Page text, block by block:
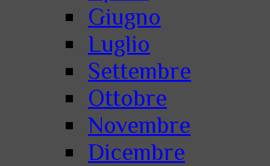
Giugno
Luglio
Settembre
Ottobre
Novembre
Dicembre